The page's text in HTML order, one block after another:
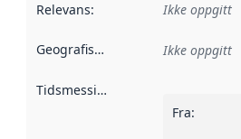
Relevans: Ikke oppgitt
Geografisk avgrensning :
Ikke oppgitt
Tidsmessig avgrensning
Fra: